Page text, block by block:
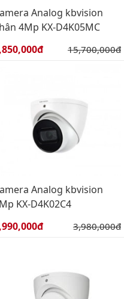
Analog kbvision
4Mp KX-D4K05MC
bán:
Giá gốc:
15,700,000đ
Analog kbvision
KX-D4K02C4
bán:
Giá gốc:
3,980,000đ